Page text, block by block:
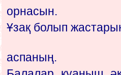
орнасын.
Ұзақ болып
аспаның.